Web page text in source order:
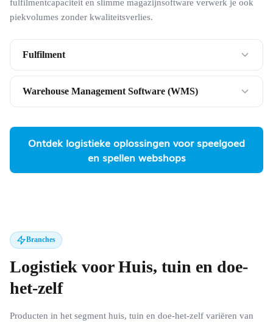
fulfilmentcapaciteit en slimme magazijnsoftware verwerk je ook
piekvolumes zonder kwaliteitsverlies.
Fulfilment
Warehouse Management Software (WMS)
Ontdek logistieke oplossingen voor speelgoed
en spellen webshops
Branches
Logistiek voor Huis, tuin en doe-
het-zelf
Producten in het segment huis, tuin en doe-het-zelf variëren van